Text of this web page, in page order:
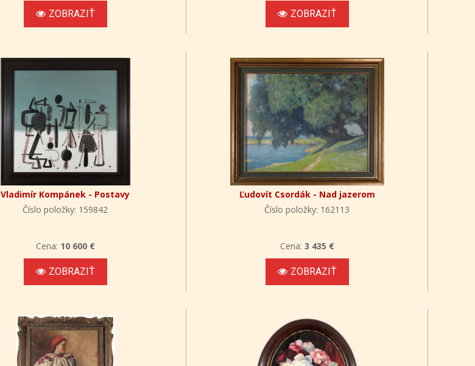
ZOBRAZIŤ ZOBRAZIŤ
Vladimír Kompánek - Postavy
Číslo položky: 159842
Cena: 10 600 €
ZOBRAZIŤ
Ľudovít Csordák - Nad jazerom
Číslo položky: 162113
Cena: 3 435 €
ZOBRAZIŤ